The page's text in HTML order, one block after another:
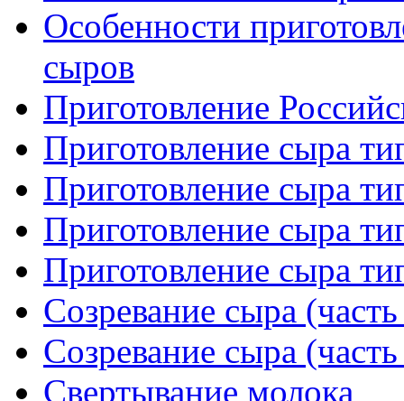
Особенности
сыров
Приготовление
Приготовление сыра
Приготовление сыра
Приготовление сыра
Приготовление сыра
Созревание сыра
Созревание сыра
Свертывание молока